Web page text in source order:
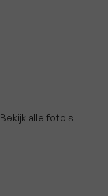
Bekijk alle foto's